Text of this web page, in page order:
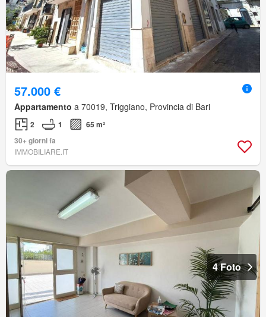
57.000 €
Appartamento a 70019, Triggiano, Provincia di Bari
2 1
65 m²
30+ giorni fa
IMMOBILIARE.IT
4 Foto